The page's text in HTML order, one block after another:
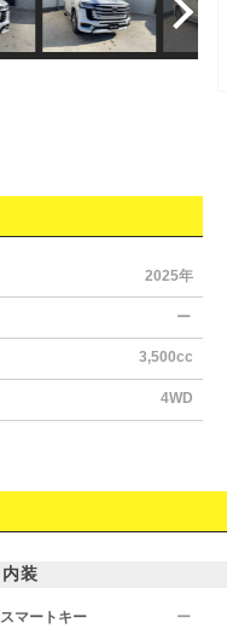
2025年
ー
3,500cc
4WD
内装
スマートキー ー